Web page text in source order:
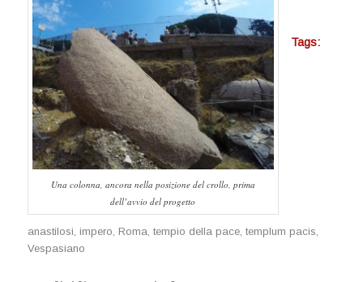
Una colonna, ancora nella posizione del crollo, prima
dell’avvio del progetto
Tags:
anastilosi, impero, Roma, tempio della pace, templum pacis,
Vespasiano